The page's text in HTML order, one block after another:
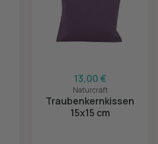
13,00 €
Naturcraft
Traubenkernkissen
15x15 cm